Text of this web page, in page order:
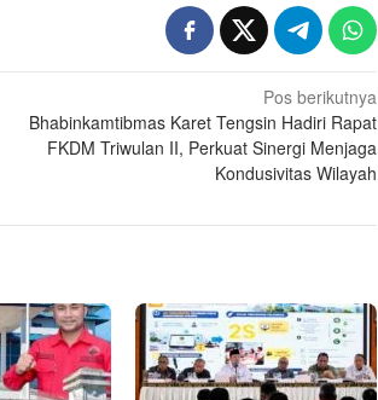
Pos berikutnya
Bhabinkamtibmas Karet Tengsin Hadiri Rapat
FKDM Triwulan II, Perkuat Sinergi Menjaga
Kondusivitas Wilayah